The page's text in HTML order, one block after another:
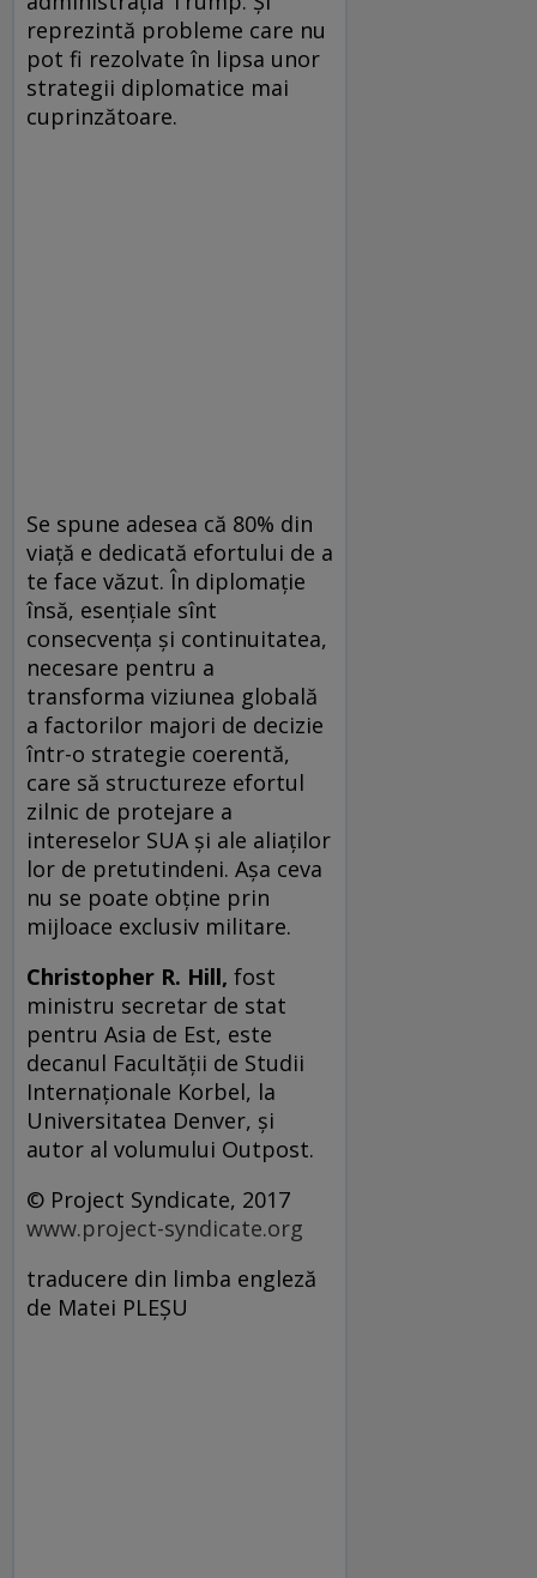
reprezintă probleme care nu
pot fi rezolvate în lipsa unor
strategii diplomatice mai
cuprinzătoare.
Se spune adesea că 80% din
viață e dedicată efortului de a
te face văzut. În diplomație
însă, esențiale sînt
consecvența și continuitatea,
necesare pentru a
transforma viziunea globală
a factorilor majori de decizie
într-o strategie coerentă,
care să structureze efortul
zilnic de protejare a
intereselor SUA și ale aliaților
lor de pretutindeni. Așa ceva
nu se poate obține prin
mijloace exclusiv militare.
Christopher R. Hill, fost
ministru secretar de stat
pentru Asia de Est, este
decanul Facultăţii de Studii
Internaţionale Korbel, la
Universitatea Denver, şi
autor al volumului Outpost.
© Project Syndicate, 2017
www.project-syndicate.org
traducere din limba engleză
de Matei PLEŞU